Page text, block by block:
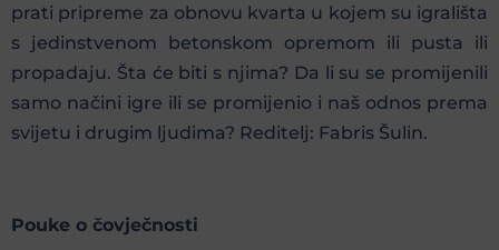
prati pripreme za obnovu kvarta u kojem su igrališta
s jedinstvenom betonskom opremom ili pusta ili
propadaju. Šta će biti s njima? Da li su se promijenili
samo načini igre ili se promijenio i naš odnos prema
svijetu i drugim ljudima? Reditelj: Fabris Šulin.
Pouke o čovječnosti